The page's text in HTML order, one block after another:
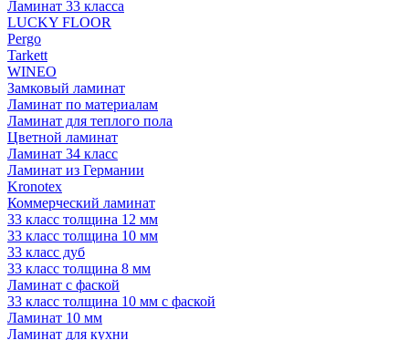
Ламинат 33 класса
LUCKY FLOOR
Pergo
Tarkett
WINEO
Замковый ламинат
Ламинат по материалам
Ламинат для теплого пола
Цветной ламинат
Ламинат 34 класс
Ламинат из Германии
Kronotex
Коммерческий ламинат
33 класс толщина 12 мм
33 класс толщина 10 мм
33 класс дуб
33 класс толщина 8 мм
Ламинат с фаской
33 класс толщина 10 мм с фаской
Ламинат 10 мм
Ламинат для кухни